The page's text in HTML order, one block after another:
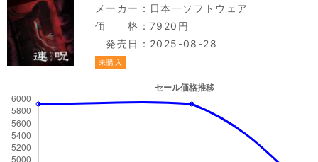
メーカー： 日本一ソフトウェア
価 格：7920円
発売日：2025-08-28
未購入